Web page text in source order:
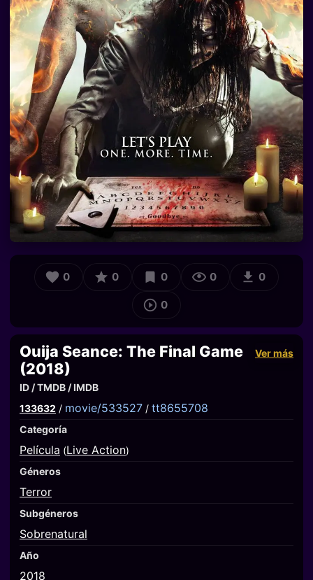
0 0 0 0 0
0
Ouija Seance: The Final Game
(2018)
Ver más
ID / TMDB / IMDB
133632 / movie/533527 / tt8655708
Categoría
Película (Live Action)
Géneros
Terror
Subgéneros
Sobrenatural
Año
2018